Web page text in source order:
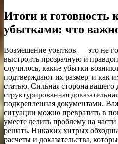
Итоги и готовность
убытками: что
Возмещение убытков — это не
выстроить прозрачную и
случилось, какие убытки
подтверждают их размер, и как
статью. Сильная сторона вашего
структурированная
подкрепленная документами.
ситуации можно превратить в
умеете делить проблему на
решать. Никаких хитрых
расчеты и доказательства,